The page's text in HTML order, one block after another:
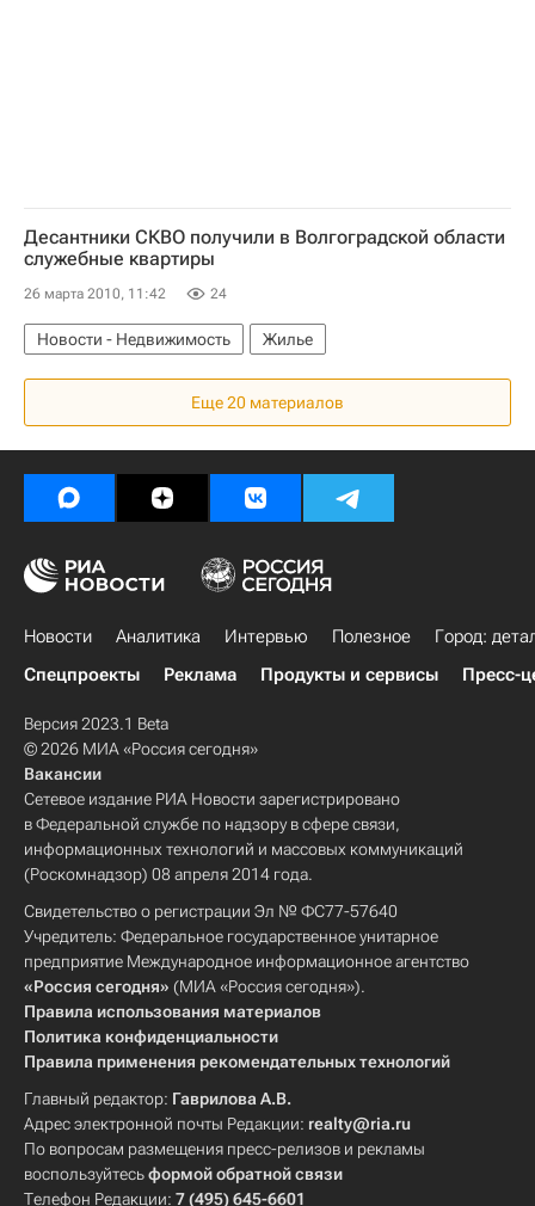
Десантники СКВО получили в Волгоградской области
служебные квартиры
26 марта 2010, 11:42 24
Новости - Недвижимость Жилье
Еще 20 материалов
Новости Аналитика Интервью Полезное
Город:
Спецпроекты
Реклама Продукты и сервисы Пресс-
Версия 2023.1 Beta
© 2026 МИА «Россия сегодня»
Вакансии
Сетевое издание РИА Новости зарегистрировано
в Федеральной службе по надзору в сфере связи,
информационных технологий и массовых коммуникаций
(Роскомнадзор) 08 апреля 2014 года.
Свидетельство о регистрации Эл № ФС77-57640
Учредитель: Федеральное государственное унитарное
предприятие Международное информационное агентство
«Россия сегодня» (МИА «Россия сегодня»).
Правила использования материалов
Политика конфиденциальности
Правила применения рекомендательных технологий
Главный редактор: Гаврилова А.В.
Адрес электронной почты Редакции: realty@ria.ru
По вопросам размещения пресс-релизов и рекламы
воспользуйтесьформой обратной связи
Телефон Редакции: 7 (495) 645-6601